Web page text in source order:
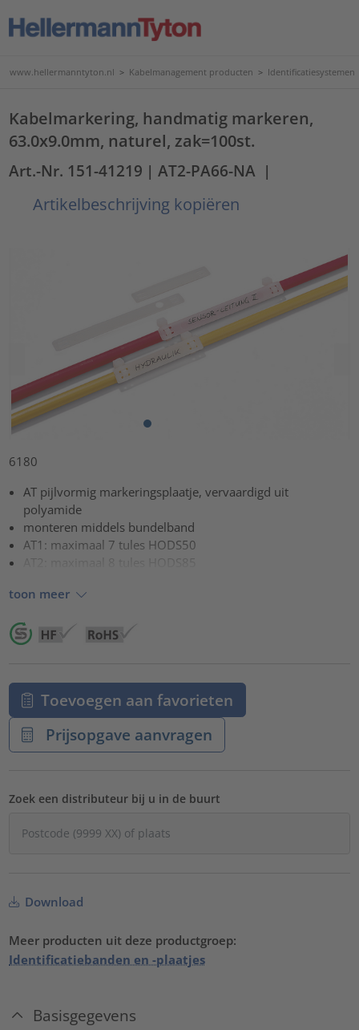
www.hellermanntyton.nl > Kabelmanagement producten > Identificatiesystemen
Kabelmarkering, handmatig markeren,
63.0x9.0mm, naturel, zak=100st.
Art.-Nr. 151-41219 | AT2-PA66-NA |
Artikelbeschrijving kopiëren
6180
AT pijlvormig markeringsplaatje, vervaardigd uit
polyamide
monteren middels bundelband
AT1: maximaal 7 tules HODS50
toon meer
Toevoegen aan favorieten
Prijsopgave aanvragen
Zoek een distributeur bij u in de buurt
Download
Meer producten uit deze productgroep:
Identificatiebanden en -plaatjes
Basisgegevens